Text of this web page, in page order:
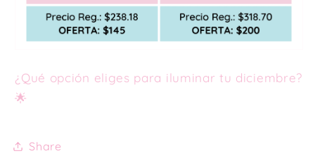
¿Qué opción eliges para iluminar tu diciembre?
🌟
Share